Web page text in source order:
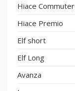
Hiace Commuter
Hiace Premio
Elf short
Elf Long
Avanza